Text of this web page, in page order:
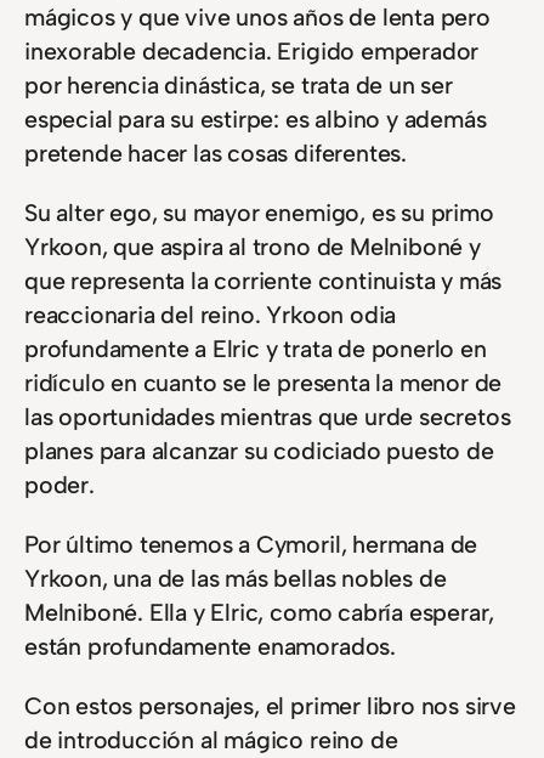
mágicos y que vive unos años de lenta pero
inexorable decadencia. Erigido emperador
por herencia dinástica, se trata de un ser
especial para su estirpe: es albino y además
pretende hacer las cosas diferentes.
Su alter ego, su mayor enemigo, es su primo
Yrkoon, que aspira al trono de Melniboné y
que representa la corriente continuista y más
reaccionaria del reino. Yrkoon odia
profundamente a Elric y trata de ponerlo en
ridículo en cuanto se le presenta la menor de
las oportunidades mientras que urde secretos
planes para alcanzar su codiciado puesto de
poder.
Por último tenemos a Cymoril, hermana de
Yrkoon, una de las más bellas nobles de
Melniboné. Ella y Elric, como cabría esperar,
están profundamente enamorados.
Con estos personajes, el primer libro nos sirve
de introducción al mágico reino de